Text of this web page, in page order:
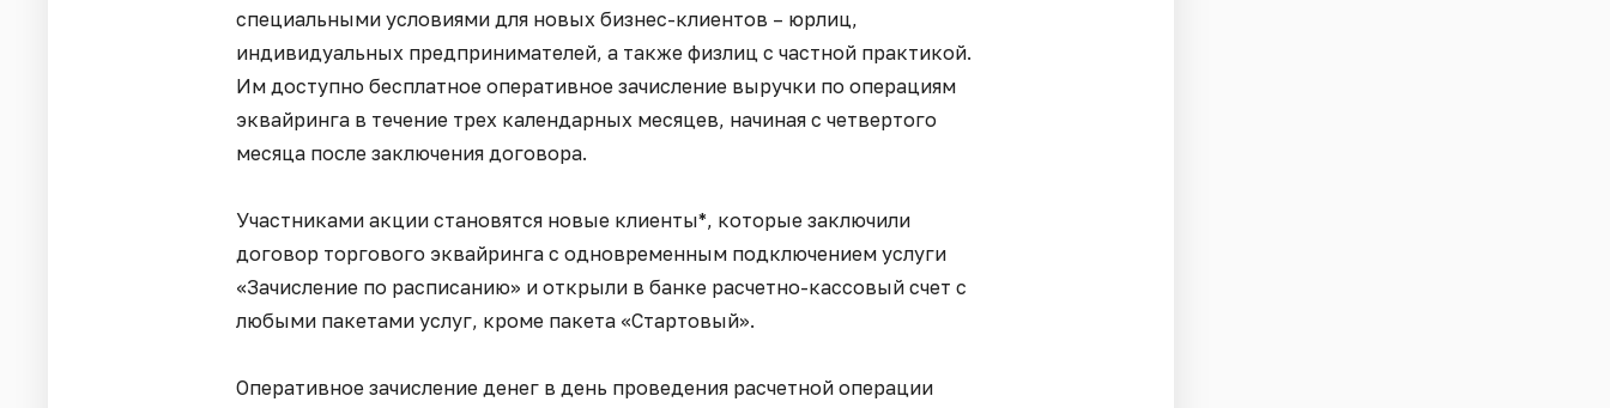
специальными условиями для новых бизнес-клиентов – юрлиц,
индивидуальных предпринимателей, а также физлиц с частной практикой.
Им доступно бесплатное оперативное зачисление выручки по операциям
эквайринга в течение трех календарных месяцев, начиная с четвертого
месяца после заключения договора.
Участниками акции становятся новые клиенты*, которые заключили
договор торгового эквайринга с одновременным подключением услуги
«Зачисление по расписанию» и открыли в банке расчетно-кассовый счет с
любыми пакетами услуг, кроме пакета «Стартовый».
Оперативное зачисление денег в день проведения расчетной операции